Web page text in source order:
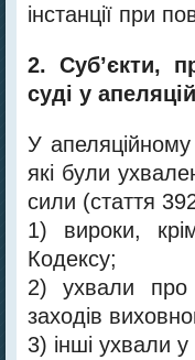
інстанції при
2. Суб’єкти,
суді у
У
які були
сили (стаття
1) вироки,
Кодексу;
2) ухвали про
заходів
3) інші ухвали